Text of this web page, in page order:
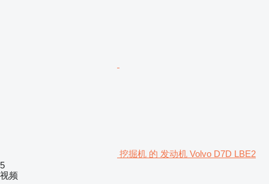
挖掘机 的 发动机 Volvo D7D LBE2
5
视频